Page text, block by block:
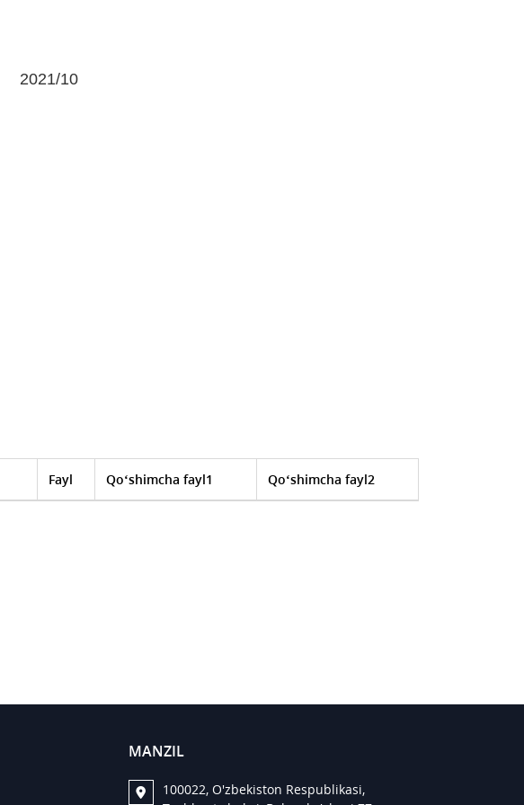
2021/10
Fayl Qo‘shimcha fayl1 Qo‘shimcha fayl2
MANZIL
100022, O'zbekiston Respublikasi,